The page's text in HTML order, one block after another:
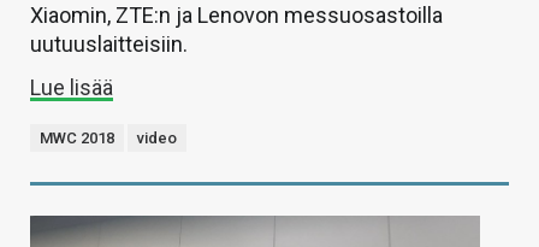
Xiaomin, ZTE:n ja Lenovon messuosastoilla
uutuuslaitteisiin.
Lue lisää
MWC 2018 video